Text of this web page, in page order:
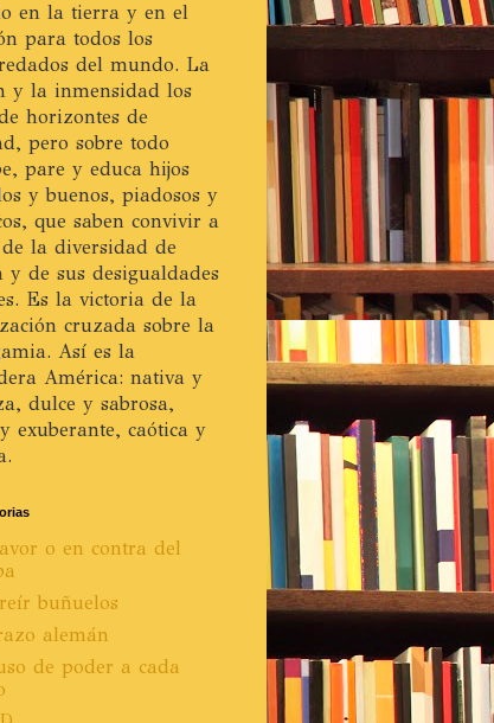
en la tierra y en el
para todos los
del mundo. La
y la inmensidad los
horizontes de
pero sobre todo
pare y educa hijos
y buenos, piadosos y
que saben convivir a
la diversidad de
y de sus desigualdades
Es la victoria de la
cruzada sobre la
Así es la
América: nativa y
dulce y sabrosa,
exuberante, caótica y
o en contra del
buñuelos
alemán
de poder a cada